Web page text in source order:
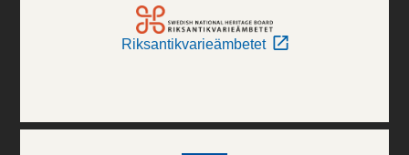
Riksantikvarieämbetet